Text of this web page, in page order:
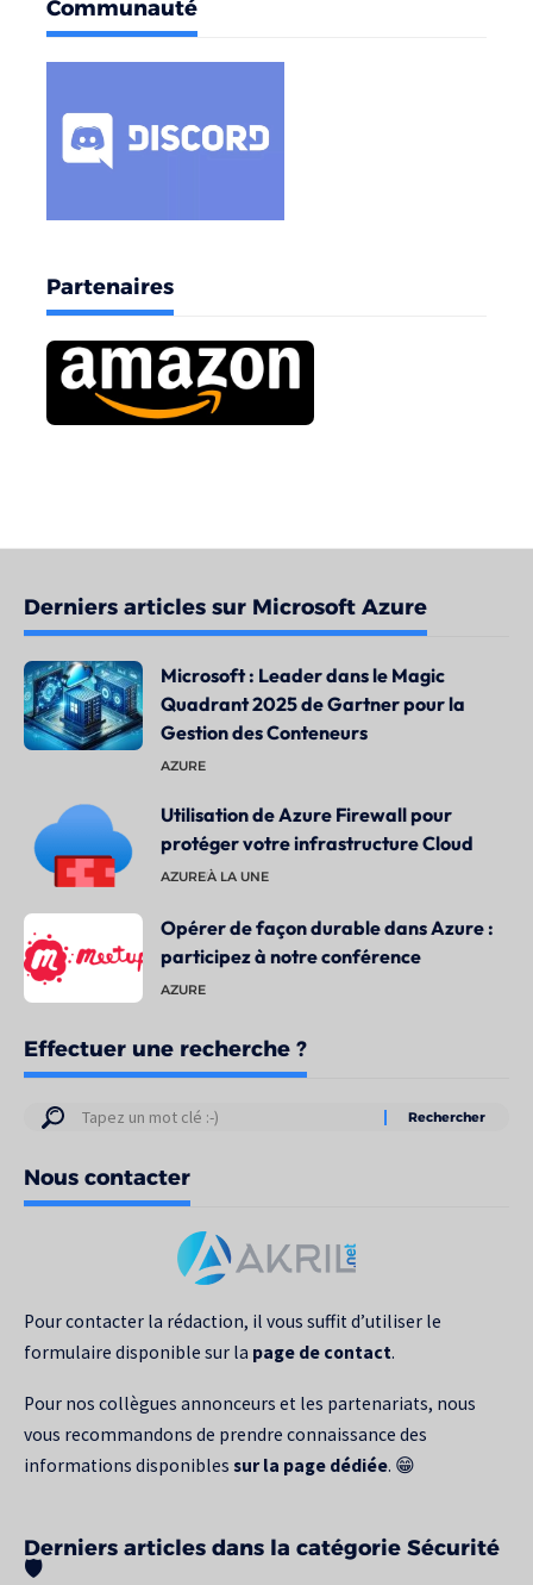
Communauté
Partenaires
Derniers articles sur Microsoft Azure
Microsoft : Leader dans le Magic
Quadrant 2025 de Gartner pour la
Gestion des Conteneurs
AZURE
Utilisation de Azure Firewall pour
protéger votre infrastructure Cloud
AZUREÀ LA UNE
Opérer de façon durable dans Azure :
participez à notre conférence
AZURE
Effectuer une recherche ?
Résultats
votre
recherche
Nous contacter
Pour contacter la rédaction, il vous suffit d’utiliser le
formulaire disponible sur la page de contact.
Pour nos collègues annonceurs et les partenariats, nous
vous recommandons de prendre connaissance des
informations disponibles sur la page dédiée. 😁
Derniers articles dans la catégorie Sécurité
🛡️